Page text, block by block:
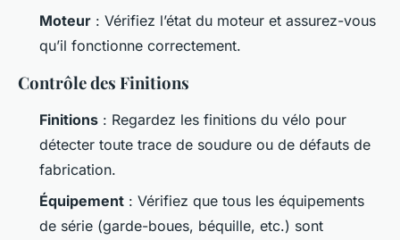
Moteur : Vérifiez l’état du moteur et assurez-vous
qu’il fonctionne correctement.
Contrôle des Finitions
Finitions : Regardez les finitions du vélo pour
détecter toute trace de soudure ou de défauts de
fabrication.
Équipement : Vérifiez que tous les équipements
de série (garde-boues, béquille, etc.) sont